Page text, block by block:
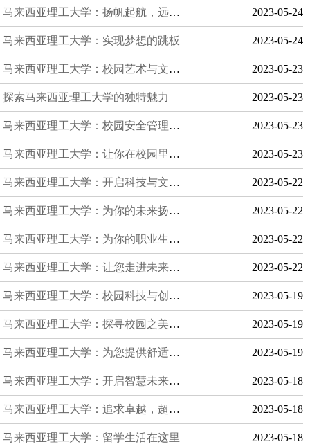
马来西亚理工大学：扬帆起航，远航未来 2023-05-24
马来西亚理工大学：实现梦想的跳板 2023-05-24
马来西亚理工大学：校园艺术与文化生活 2023-05-23
探索马来西亚理工大学的独特魅力 2023-05-23
马来西亚理工大学：校园安全管理与紧急处理 2023-05-23
马来西亚理工大学：让你在校园里感受全球化时代精神 2023-05-23
马来西亚理工大学：开启科技与文化交流之门 2023-05-22
马来西亚理工大学：为你的未来扬帆起航 2023-05-22
马来西亚理工大学：为你的职业生涯注入能量 2023-05-22
马来西亚理工大学：让您走进未来的大门 2023-05-22
马来西亚理工大学：校园科技与创新成果展示 2023-05-19
马来西亚理工大学：探寻校园之美，畅享学习生活 2023-05-19
马来西亚理工大学：为您提供舒适的校园学习环境 2023-05-19
马来西亚理工大学：开启智慧未来的尖端教育 2023-05-18
马来西亚理工大学：追求卓越，超越极限 2023-05-18
马来西亚理工大学：留学生活在这里 2023-05-18